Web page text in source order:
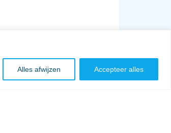
Alles afwijzen Accepteer alles